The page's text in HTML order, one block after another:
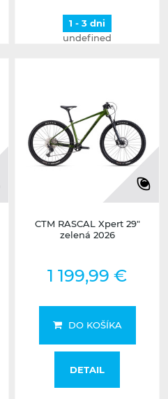
1 - 3 dni
undefined
CTM RASCAL Xpert 29"
zelená 2026
1 199,99 €
DO KOŠÍKA
DETAIL